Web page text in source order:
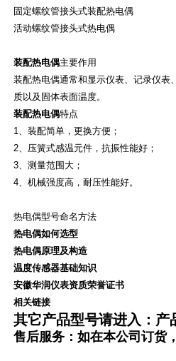
固定螺纹管接头式装配热电偶
活动螺纹管接头式热电偶
装配热电偶主要作用
装配热电偶通常和显示仪表、记录仪表
质以及固体表面温度。
装配热电偶特点
1、装配简单，更换方便；
2、压簧式感温元件，抗振性能好；
3、测量范围大；
4、机械强度高，耐压性能好。
热电偶型号命名方法
热电偶如何选型
热电偶原理及构造
温度传感器基础知识
安徽华润仪表资质荣誉证书
相关链接
其它产品型号请进入：产
售后服务：如在本公司订货